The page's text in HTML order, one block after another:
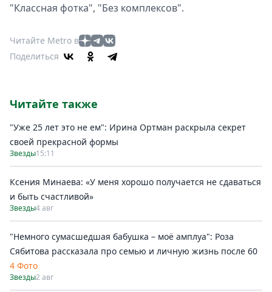
"Классная фотка", "Без комплексов".
Читайте Metro в
Поделиться
Читайте также
"Уже 25 лет это не ем": Ирина Ортман раскрыла секрет
своей прекрасной формы
Звезды15:11
Ксения Минаева: «У меня хорошо получается не сдаваться
и быть счастливой»
Звезды4 авг
"Немного сумасшедшая бабушка – моё амплуа": Роза
Сябитова рассказала про семью и личную жизнь после 60
4 Фото
Звезды2 авг